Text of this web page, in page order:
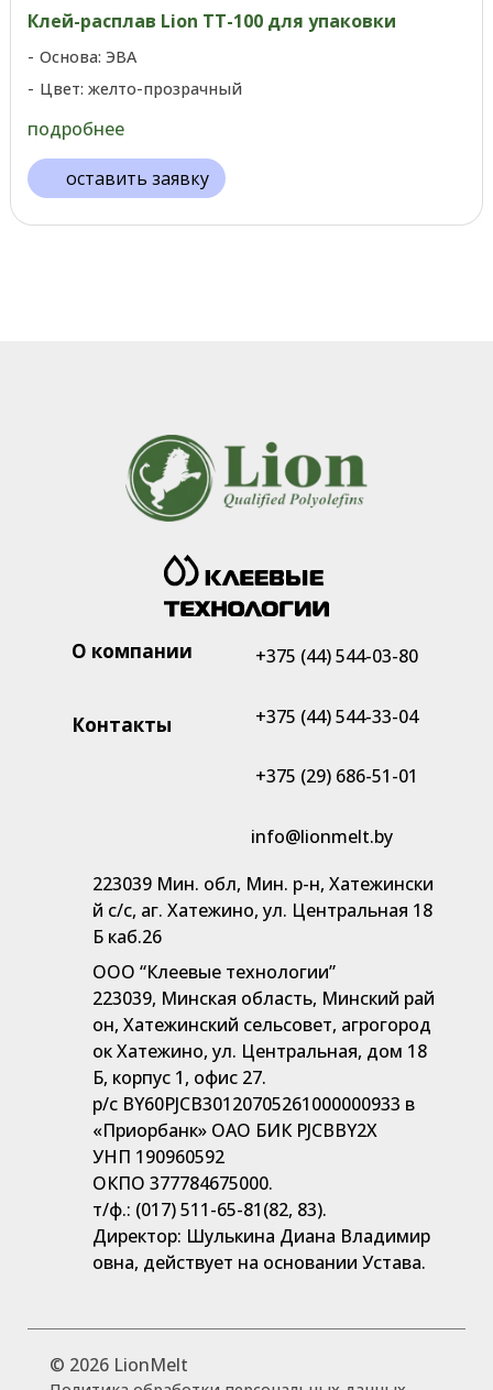
Клей-расплав Lion TT-100 для упаковки
Основа: ЭВА
Цвет: желто-прозрачный
подробнее
оставить заявку
О компании
Контакты
+375 (44) 544-03-80
+375 (44) 544-33-04
+375 (29) 686-51-01
info@lionmelt.by
223039 Мин. обл, Мин. р-н, Хатежински
й с/с, аг. Хатежино, ул. Центральная 18
Б каб.26
ООО “Клеевые технологии”
223039, Минская область, Минский рай
он, Хатежинский сельсовет, агрогород
ок Хатежино, ул. Центральная, дом 18
Б, корпус 1, офис 27.
р/с BY60PJCB30120705261000000933 в
«Приорбанк» ОАО БИК PJCBBY2X
УНП 190960592
ОКПО 377784675000.
т/ф.: (017) 511-65-81(82, 83).
Директор: Шулькина Диана Владимир
овна, действует на основании Устава.
© 2026 LionMelt